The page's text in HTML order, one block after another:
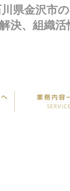
県金沢市
決、組織